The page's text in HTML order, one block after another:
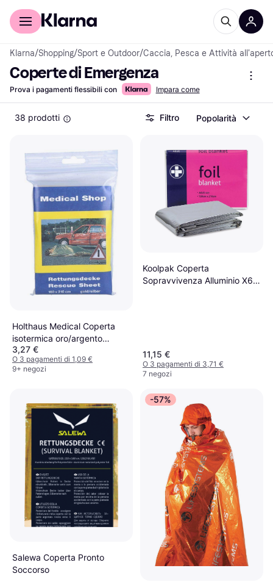
Per il tuo shopping
Klarna/Shopping/Sport e Outdoor/Caccia, Pesca e Attività
Coperte di Emergenza
Prova i pagamenti flessibili con Impara come
38 prodotti Filtro Popolarità
Holthaus Medical Coperta
isotermica oro/argento
160x210cm
3,27 €
O 3 pagamenti di 1,09 €
9+ negozi
Koolpak Coperta
Sopravvivenza Alluminio X6
11,15 €
O 3 pagamenti di 3,71 €
7 negozi
Salewa Coperta Pronto
Soccorso
-57%